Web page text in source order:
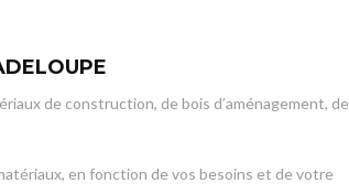
de construction, de bois d’aménagement, de
en fonction de vos besoins et de votre